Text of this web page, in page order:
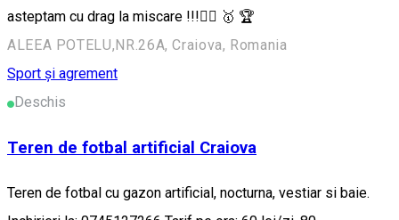
asteptam cu drag la miscare !!!🏃‍♂️ 🥇 🏆
ALEEA POTELU,NR.26A, Craiova, Romania
Sport și agrement
Deschis
Teren de fotbal artificial Craiova
Teren de fotbal cu gazon artificial, nocturna, vestiar si baie.